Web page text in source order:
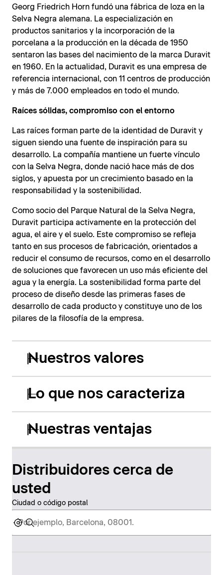
Georg Friedrich Horn fundó una fábrica de loza en la
Selva Negra alemana. La especialización en
productos sanitarios y la incorporación de la
porcelana a la producción en la década de 1950
sentaron las bases del nacimiento de la marca Duravit
en 1960. En la actualidad, Duravit es una empresa de
referencia internacional, con 11 centros de producción
y más de 7.000 empleados en todo el mundo.
Raíces sólidas, compromiso con el entorno
Las raíces forman parte de la identidad de Duravit y
siguen siendo una fuente de inspiración para su
desarrollo. La compañía mantiene un fuerte vínculo
con la Selva Negra, donde nació hace más de dos
siglos, y apuesta por un crecimiento basado en la
responsabilidad y la sostenibilidad.
Como socio del Parque Natural de la Selva Negra,
Duravit participa activamente en la protección del
agua, el aire y el suelo. Este compromiso se refleja
tanto en sus procesos de fabricación, orientados a
reducir el consumo de recursos, como en el desarrollo
de soluciones que favorecen un uso más eficiente del
agua y la energía. La sostenibilidad forma parte del
proceso de diseño desde las primeras fases de
desarrollo de cada producto y constituye uno de los
pilares de la filosofía de la empresa.
Nuestros valores
Lo que nos caracteriza
Nuestras ventajas
Distribuidores cerca de
usted
Ciudad o código postal